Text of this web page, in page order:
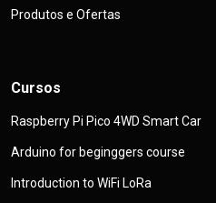
Produtos e Ofertas
Cursos
Raspberry Pi Pico 4WD Smart Car
Arduino for beginggers course
Introduction to WiFi LoRa